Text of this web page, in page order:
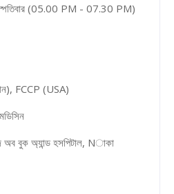
(05.00 PM - 07.30 PM)
FCCP (USA)
অব বুক অ্যান্ড হসপিটাল, Nাকা